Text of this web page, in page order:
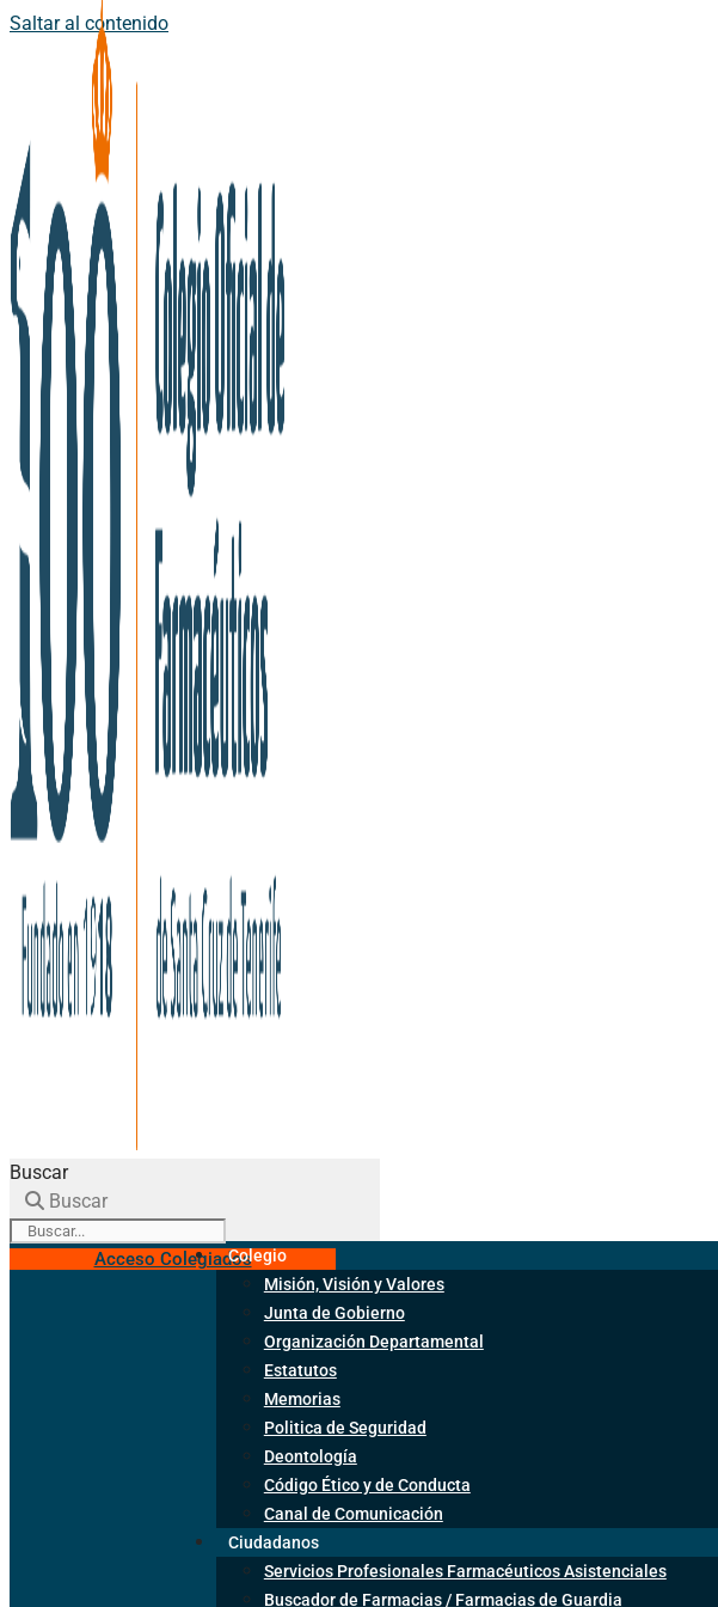
Saltar al contenido
Buscar
Buscar
Acceso ColegiadosColegio
Misión, Visión y Valores
Junta de Gobierno
Organización Departamental
Estatutos
Memorias
Politica de Seguridad
Deontología
Código Ético y de Conducta
Canal de Comunicación
Ciudadanos
Servicios Profesionales Farmacéuticos Asistenciales
Buscador de Farmacias / Farmacias de Guardia